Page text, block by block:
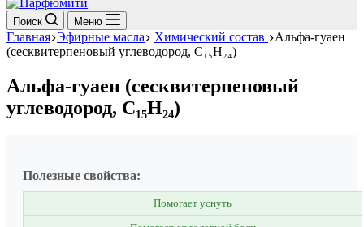
Поиск Меню
Главная Эфирные масла Химический состав
Альфа-гуаен
(сесквитерпеновый углеводород, C₁₅H₂₄)
Альфа-гуаен (сесквитерпеновый
углеводород, C₁₅H₂₄)
Полезные свойства:
Помогает уснуть